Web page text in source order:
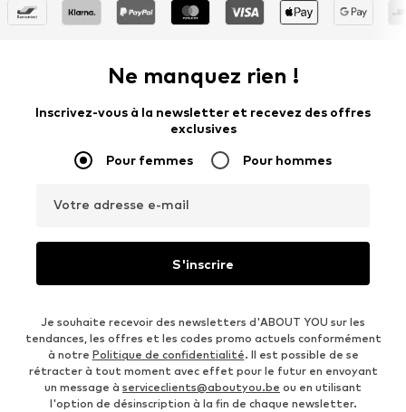
Ne manquez rien !
Inscrivez-vous à la newsletter et recevez des offres
exclusives
Pour femmes Pour hommes
Votre adresse e-mail
S'inscrire
Je souhaite recevoir des newsletters d'ABOUT YOU sur les
tendances, les offres et les codes promo actuels conformément
à notre Politique de confidentialité. Il est possible de se
rétracter à tout moment avec effet pour le futur en envoyant
un message à serviceclients@aboutyou.be ou en utilisant
l'option de désinscription à la fin de chaque newsletter.